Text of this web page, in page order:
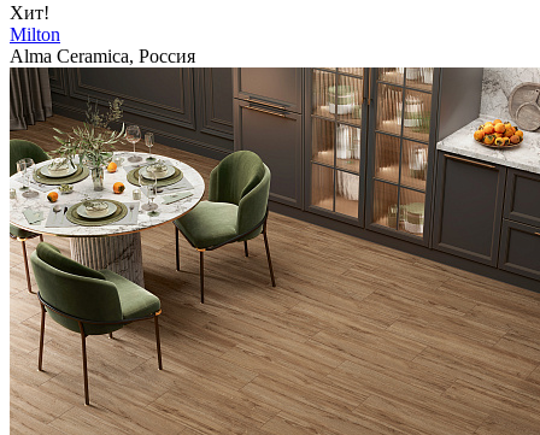
Хит!
Milton
Alma Ceramica, Россия